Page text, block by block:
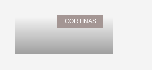
CORTINAS